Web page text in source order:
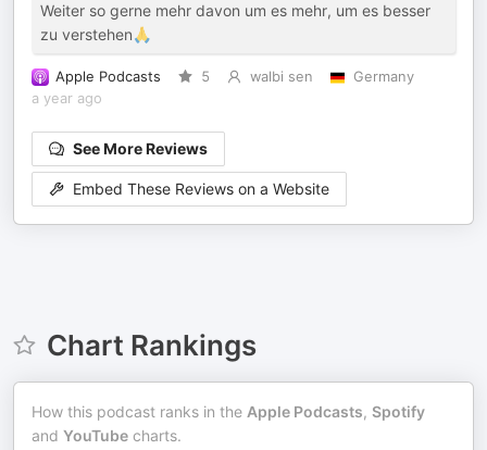
Weiter so gerne mehr davon um es mehr, um es besser
zu verstehen🙏
Apple Podcasts 5 walbi sen
Germany
a year ago
See More Reviews
Embed These Reviews on a Website
Chart Rankings
How this podcast ranks in the Apple Podcasts, Spotify
and YouTube charts.